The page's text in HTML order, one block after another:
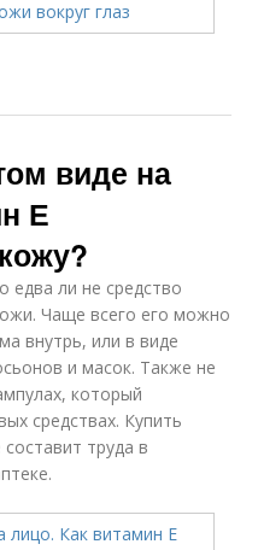
виде на
Е
едва ли не средство
Чаще всего его можно
внутрь, или в виде
и масок. Также не
который
средствах. Купить
труда в